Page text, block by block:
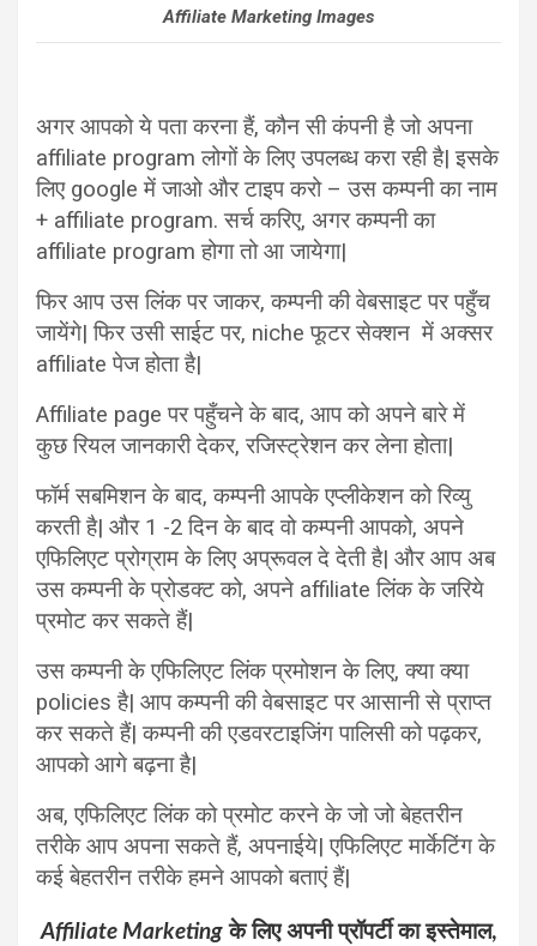
Affiliate Marketing Images
अगर आपको ये पता करना हैं, कौन सी कंपनी है जो अपना
affiliate program लोगों के लिए उपलब्ध करा रही है| इसके
लिए google में जाओ और टाइप करो – उस कम्पनी का नाम
+ affiliate program. सर्च करिए, अगर कम्पनी का
affiliate program होगा तो आ जायेगा|
फिर आप उस लिंक पर जाकर, कम्पनी की वेबसाइट पर पहुँच
जायेंगे| फिर उसी साईट पर, niche फूटर सेक्शन में अक्सर
affiliate पेज होता है|
Affiliate page पर पहुँचने के बाद, आप को अपने बारे में
कुछ रियल जानकारी देकर, रजिस्ट्रेशन कर लेना होता|
फॉर्म सबमिशन के बाद, कम्पनी आपके एप्लीकेशन को रिव्यु
करती है| और 1 -2 दिन के बाद वो कम्पनी आपको, अपने
एफिलिएट प्रोग्राम के लिए अप्रूवल दे देती है| और आप अब
उस कम्पनी के प्रोडक्ट को, अपने affiliate लिंक के जरिये
प्रमोट कर सकते हैं|
उस कम्पनी के एफिलिएट लिंक प्रमोशन के लिए, क्या क्या
policies है| आप कम्पनी की वेबसाइट पर आसानी से प्राप्त
कर सकते हैं| कम्पनी की एडवरटाइजिंग पालिसी को पढ़कर,
आपको आगे बढ़ना है|
अब, एफिलिएट लिंक को प्रमोट करने के जो जो बेहतरीन
तरीके आप अपना सकते हैं, अपनाईये| एफिलिएट मार्केटिंग के
कई बेहतरीन तरीके हमने आपको बताएं हैं|
Affiliate Marketing के लिए अपनी प्रॉपर्टी का इस्तेमाल,